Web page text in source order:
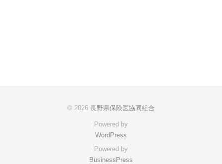
© 2026 長野県保険医協同組合
Powered by
WordPress
Powered by
BusinessPress